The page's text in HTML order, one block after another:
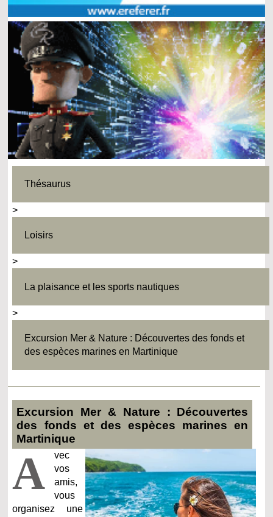
Thésaurus
>
Loisirs
>
La plaisance et les sports nautiques
>
Excursion Mer & Nature : Découvertes des fonds et
des espèces marines en Martinique
Excursion Mer & Nature : Découvertes
des fonds et des espèces marines en
Martinique
A
vec
vos
amis,
vous
organisez une